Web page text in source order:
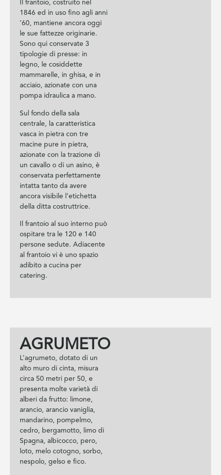
Il frantoio, costruito nel
1846 ed in uso fino agli anni
’60, mantiene ancora oggi
le sue fattezze originarie.
Sono qui conservate 3
tipologie di presse: in
legno, le cosiddette
mammarelle, in ghisa, e in
acciaio, azionate con una
pompa idraulica a mano.
Sul fondo della sala
centrale, la caratteristica
vasca in pietra con tre
macine pure in pietra,
azionate con la trazione di
un cavallo o di un asino, è
conservata perfettamente
intatta tanto da avere
ancora visibile l’etichetta
della ditta costruttrice.
Il frantoio al suo interno può
ospitare tra le 120 e 140
persone sedute. Adiacente
al frantoio vi è uno spazio
adibito a cucina per
catering.
AGRUMETO
L’agrumeto, dotato di un
alto muro di cinta, misura
circa 50 metri per 50, e
presenta molte varietà di
alberi da frutto: limone,
arancio, arancio vaniglia,
mandarino, pompelmo,
cedro, bergamotto, limo di
Spagna, albicocco, pero,
loto, melo cotogno, sorbo,
nespolo, gelso e fico.